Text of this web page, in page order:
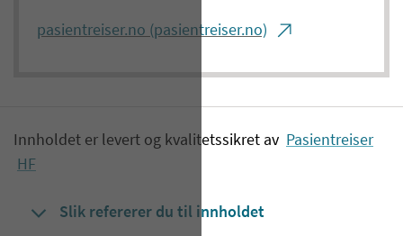
pasientreiser.no (pasientreiser.no)
Innholdet er levert og kvalitetssikret av Pasientreiser
HF
Slik refererer du til innholdet